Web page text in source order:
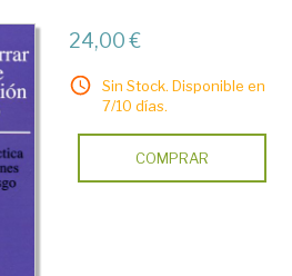
24,00 €
Sin Stock. Disponible en
7/10 días.
COMPRAR